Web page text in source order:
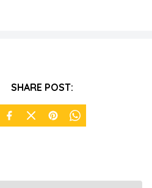
SHARE POST: